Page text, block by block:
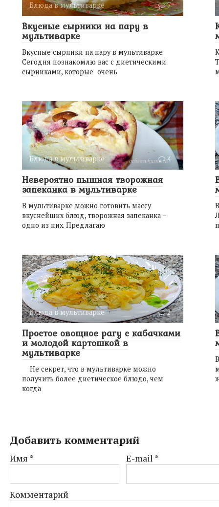
Блюда в мультиварке 7
Вкусные сырники на пару в
мультиварке
Вкусные сырники на пару в мультиварке
Сегодня познакомлю вас с диетическими
сырниками, которые очень
Блюда в мультиварке 4
Невероятно пышная творожная
запеканка в мультиварке
В мультиварке можно готовить массу
вкуснейших блюд, творожная запеканка –
одно из них. Предлагаю
Блюда в мультиварке 2
Простое овощное рагу с кабачками
и молодой картошкой в
мультиварке
Не секрет, что в мультиварке можно
получить более диетическое блюдо, чем
когда
Добавить комментарий
Имя * E-mail *
Комментарий